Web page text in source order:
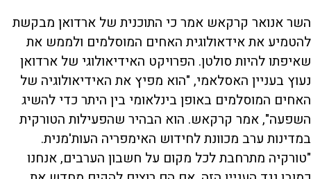
השר אנואר קרקאש אמר כי התוכנית של ארדואן מבקשת
להטמיע את אידאולוגית האחים המוסלמים ולממש את
שאיפתו להיות סולטן. הפרויקט האידיאולוגי של ארדואן
נעוץ בעניין האסלאמי, "הוא מפיץ את האידיאולוגיה של
האחים המוסלמים באופן בינלאומי בין היתר כדי להשיג
השפעה", אמר קרקאש. הוא הבהיר שהפעילות הטורקית
במדינות ערב מכוונת לחידוש האימפריה העות'מנית.
"טורקיה מתרחבת לכל מקום על חשבון הערבים, אנחנו